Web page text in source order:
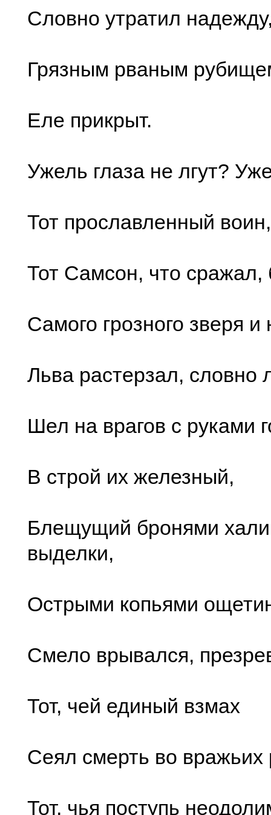
Словно утратил
Грязным рваным
Еле прикрыт.
Ужель глаза не лгут?
Тот прославленный воин,
Тот Самсон, что сражал,
Самого грозного зверя и
Льва растерзал, словно
Шел на врагов с руками
В строй их железный,
Блещущий бронями
выделки,
Острыми копьями
Смело врывался,
Тот, чей единый взмах
Сеял смерть во вражьих
Тот, чья поступь